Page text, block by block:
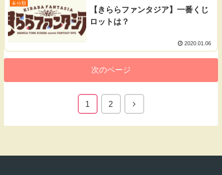
未分類
【きららファンタジア】一番くじ
ロットは？
2020.01.06
次のページ
1 2